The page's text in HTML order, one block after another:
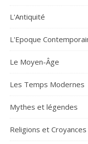
L'Antiquité
L'Epoque
Le Moyen-Âge
Les Temps Modernes
Mythes et légendes
Religions et Croyances